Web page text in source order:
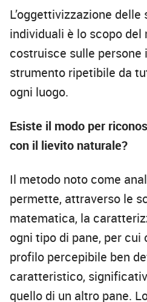
L’oggettivizzazione
individuali è lo scopo del
costruisce sulle persone
strumento ripetibile da
ogni luogo.
Esiste il modo per
con il lievito naturale?
Il metodo noto come
permette, attraverso le
matematica, la
ogni tipo di pane, per cui
profilo percepibile ben
caratteristico,
quello di un altro pane.